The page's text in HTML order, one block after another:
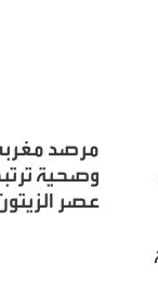
مرصد
وصحية
عصر